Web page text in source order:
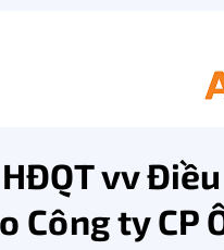
HĐQT vv
Công ty CP